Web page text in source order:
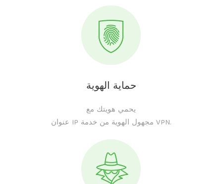
حماية الهوية
يحمي هويتك مع
عنوان IP مجهول الهوية من خدمة VPN.